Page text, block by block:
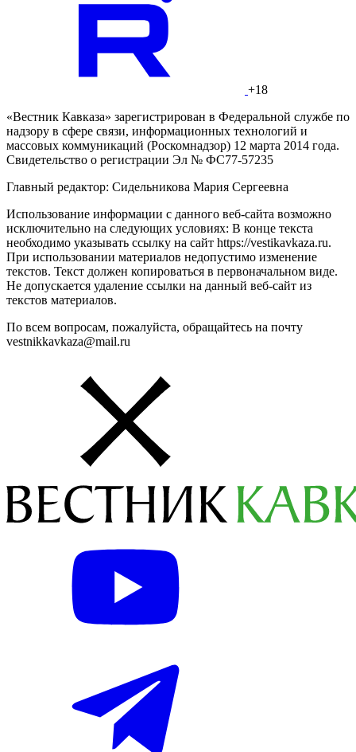
+18
«Вестник Кавказа» зарегистрирован в Федеральной службе по
надзору в сфере связи, информационных технологий и
массовых коммуникаций (Роскомнадзор) 12 марта 2014 года.
Свидетельство о регистрации Эл № ФС77-57235
Главный редактор: Сидельникова Мария Сергеевна
Использование информации с данного веб-сайта возможно
исключительно на следующих условиях: В конце текста
необходимо указывать ссылку на сайт https://vestikavkaza.ru.
При использовании материалов недопустимо изменение
текстов. Текст должен копироваться в первоначальном виде.
Не допускается удаление ссылки на данный веб-сайт из
текстов материалов.
По всем вопросам, пожалуйста, обращайтесь на почту
vestnikkavkaza@mail.ru